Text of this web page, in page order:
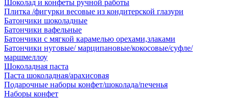
Шоколад и конфеты ручной работы
Плитка /фигурки весовые из кондитерской глазури
Батончики шоколадные
Батончики вафельные
Батончики с мягкой карамелью орехами,злаками
Батончики нуговые/ марципановые/кокосовые/суфле/
маршмеллоу
Шоколадная паста
Паста шоколадная/арахисовая
Подарочные наборы конфет/шоколада/печенья
Наборы конфет